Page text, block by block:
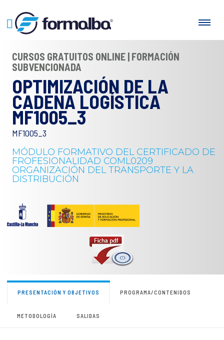
CURSOS GRATUITOS ONLINE | FORMACIÓN
SUBVENCIONADA
OPTIMIZACIÓN DE LA
CADENA LOGÍSTICA
MF1005_3
MF1005_3
MÓDULO FORMATIVO DEL CERTIFICADO DE
FROFESIONALIDAD COML0209
ORGANIZACIÓN DEL TRANSPORTE Y LA
DISTRIBUCIÓN
PRESENTACIÓN Y OBJETIVOS PROGRAMA/CONTENIDOS
METODOLOGÍA SALIDAS